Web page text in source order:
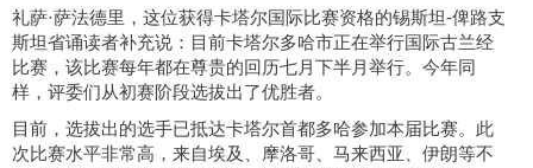
礼萨·萨法德里，这位获得卡塔尔国际比赛资格的锡斯坦-俾路支
斯坦省诵读者补充说：目前卡塔尔多哈市正在举行国际古兰经
比赛，该比赛每年都在尊贵的回历七月下半月举行。今年同
样，评委们从初赛阶段选拔出了优胜者。
目前，选拔出的选手已抵达卡塔尔首都多哈参加本届比赛。此
次比赛水平非常高，来自埃及、摩洛哥、马来西亚、伊朗等不